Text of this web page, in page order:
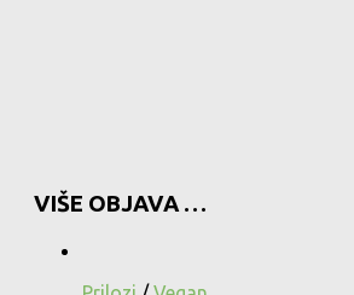
VIŠE OBJAVA …